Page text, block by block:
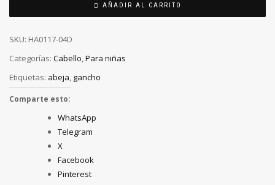
AÑADIR AL CARRITO
SKU: HA0117-04D
Categorías: Cabello,Para niñas
Etiquetas: abeja, gancho
Comparte esto:
WhatsApp
Telegram
X
Facebook
Pinterest